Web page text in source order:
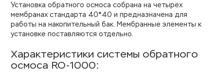
Установка обратного осмоса собрана на четырёх
мембранах стандарта 40*40 и предназначена для
работы на накопительный бак. Мембранные элементы к
установке поставляются отдельно.
Характеристики системы обратного
осмоса RO-1000: